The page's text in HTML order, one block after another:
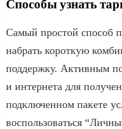
Способы узнать
Самый простой способ
набрать короткую
поддержку. Активным
и интернета для
подключенном пакете
воспользоваться